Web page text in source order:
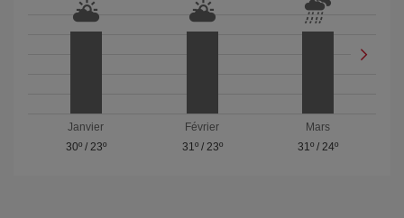
Janvier
30º/ 23º
Février
31º/ 23º
Mars
31º / 24º